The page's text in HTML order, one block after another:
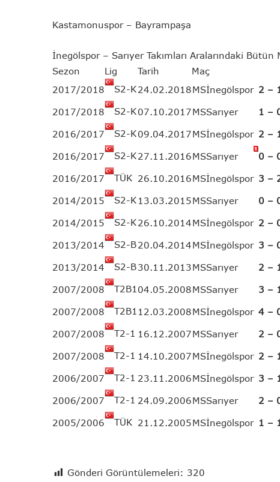
Kastamonuspor – Bayrampaşa
İnegölspor – Sarıyer Takımları Aralarındaki Bütün
Sezon
Lig Tarih Maç
2017/2018
S2-K24.02.2018MSİnegölspor 2 –
2017/2018 S2-K07.10.2017MSSarıyer 1 –
2016/2017 S2-K09.04.2017MSİnegölspor 2 –
2016/2017 S2-K27.11.2016MSSarıyer 0 –
2016/2017 TÜK 26.10.2016MSİnegölspor 3 –
2014/2015 S2-K 13.03.2015MSSarıyer 0 –
2014/2015 S2-K26.10.2014MSİnegölspor 2 –
2013/2014 S2-B20.04.2014MSİnegölspor 3 –
2013/2014 S2-B30.11.2013MSSarıyer 2 –
2007/2008 T2B1 04.05.2008MSSarıyer 3 –
2007/2008 T2B1 12.03.2008MSİnegölspor 4 –
2007/2008 T2-1 16.12.2007MSSarıyer 2 –
2007/2008 T2-1 14.10.2007MSİnegölspor 2 –
2006/2007 T2-1 23.11.2006MSİnegölspor 3 –
2006/2007 T2-1 24.09.2006MSSarıyer 2 –
2005/2006 TÜK 21.12.2005MSİnegölspor 1 –
Gönderi Görüntülemeleri: 320